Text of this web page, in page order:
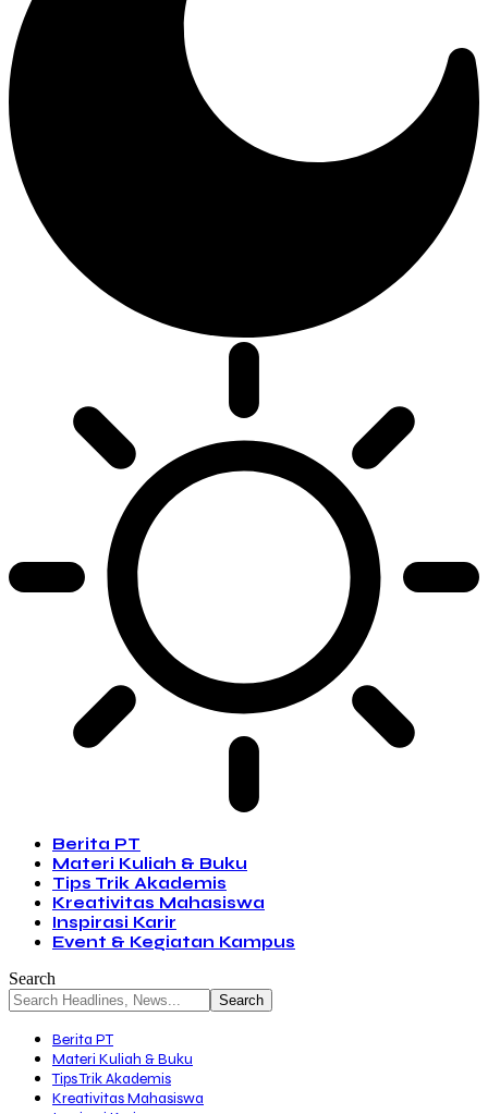
Berita PT
Materi Kuliah & Buku
Tips Trik Akademis
Kreativitas Mahasiswa
Inspirasi Karir
Event & Kegiatan Kampus
Search
Berita PT
Materi Kuliah & Buku
Tips Trik Akademis
Kreativitas Mahasiswa